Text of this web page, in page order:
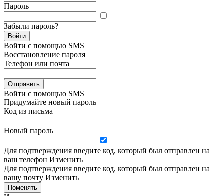
Пароль
Забыли пароль?
Войти
Войти с помощью SMS
Восстановление пароля
Телефон или почта
Отправить
Войти с помощью SMS
Придумайте новый пароль
Код из письма
Новый пароль
Для подтверждения введите код, который был отправлен на
ваш телефон Изменить
Для подтверждения введите код, который был отправлен на
вашу почту Изменить
Поменять